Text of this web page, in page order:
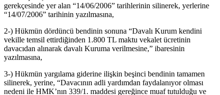
gerekçesinde yer alan “14/06/2006” tarihlerinin silinerek, yerlerine
“14/07/2006” tarihinin yazılmasına,
2-) Hükmün dördüncü bendinin sonuna “Davalı Kurum kendini
vekille temsil ettirdiğinden 1.800 TL maktu vekalet ücretinin
davacıdan alınarak davalı Kuruma verilmesine,” ibaresinin
yazılmasına,
3-) Hükmün yargılama giderine ilişkin beşinci bendinin tamamen
silinerek, yerine, “Davacının adli yardımdan faydalanıyor olması
nedeni ile HMK’nın 339/1. maddesi gereğince muaf tutulduğu ve